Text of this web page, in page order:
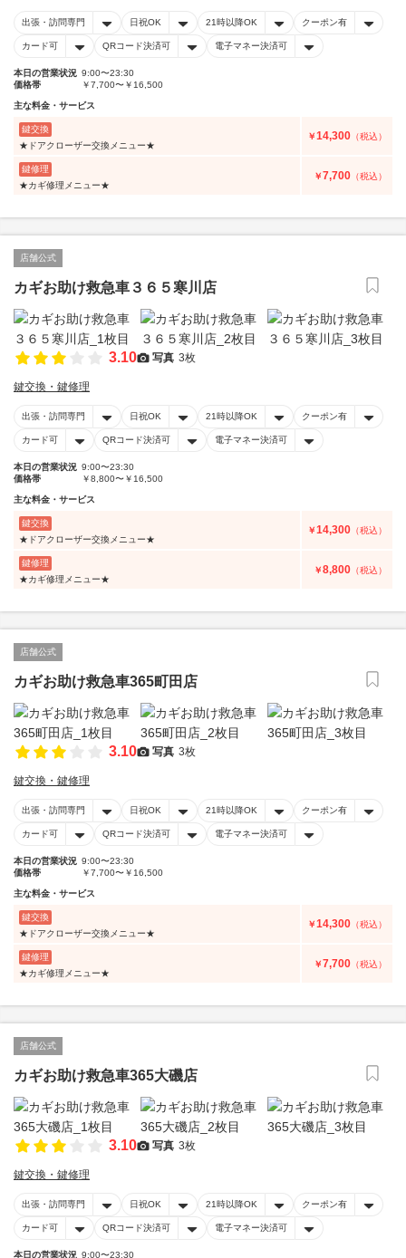
出張・訪問専門 日祝OK 21時以降OK クーポン有
カード可 QRコード決済可 電子マネー決済可
本日の営業状況 9:00〜23:30
価格帯
￥7,700〜￥16,500
主な料金・サービス
鍵交換
★ドアクローザー交換メニュー★
￥14,300 （税込）
鍵修理
★カギ修理メニュー★
￥7,700 （税込）
店舗公式
カギお助け救急車３６５寒川店
3.10 写真 3枚
鍵交換・鍵修理
出張・訪問専門 日祝OK 21時以降OK クーポン有
カード可 QRコード決済可 電子マネー決済可
本日の営業状況 9:00〜23:30
価格帯
￥8,800〜￥16,500
主な料金・サービス
鍵交換
★ドアクローザー交換メニュー★
￥14,300 （税込）
鍵修理
★カギ修理メニュー★
￥8,800 （税込）
店舗公式
カギお助け救急車365町田店
3.10 写真 3枚
鍵交換・鍵修理
出張・訪問専門 日祝OK 21時以降OK クーポン有
カード可 QRコード決済可 電子マネー決済可
本日の営業状況 9:00〜23:30
価格帯
￥7,700〜￥16,500
主な料金・サービス
鍵交換
★ドアクローザー交換メニュー★
￥14,300 （税込）
鍵修理
★カギ修理メニュー★
￥7,700 （税込）
店舗公式
カギお助け救急車365大磯店
3.10 写真 3枚
鍵交換・鍵修理
出張・訪問専門 日祝OK 21時以降OK クーポン有
カード可 QRコード決済可 電子マネー決済可
本日の営業状況 9:00〜23:30